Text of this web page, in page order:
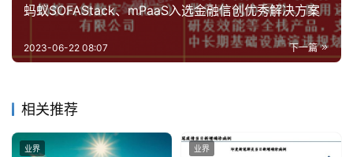
蚂蚁SOFAStack、mPaaS入选金融信创优秀解决方案
下一篇
2023-06-22 08:07
相关推荐
业界 业界